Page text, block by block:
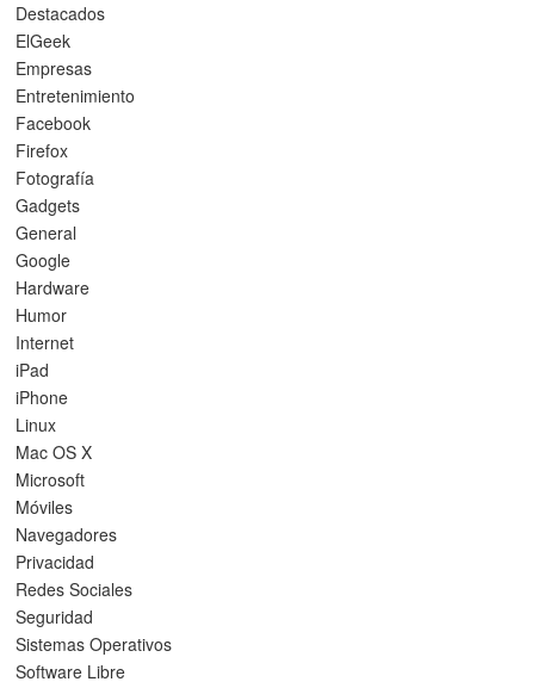
Destacados
ElGeek
Empresas
Entretenimiento
Facebook
Firefox
Fotografía
Gadgets
General
Google
Hardware
Humor
Internet
iPad
iPhone
Linux
Mac OS X
Microsoft
Móviles
Navegadores
Privacidad
Redes Sociales
Seguridad
Sistemas Operativos
Software Libre